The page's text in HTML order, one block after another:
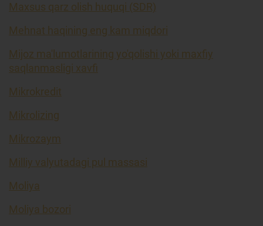
Maxsus qarz olish huquqi (SDR)
Mehnat haqining eng kam miqdori
Mijoz ma'lumotlarining yo'qolishi yoki maxfiy
saqlanmasligi xavfi
Mikrokredit
Mikrolizing
Mikrozaym
Milliy valyutadagi pul massasi
Moliya
Moliya bozori